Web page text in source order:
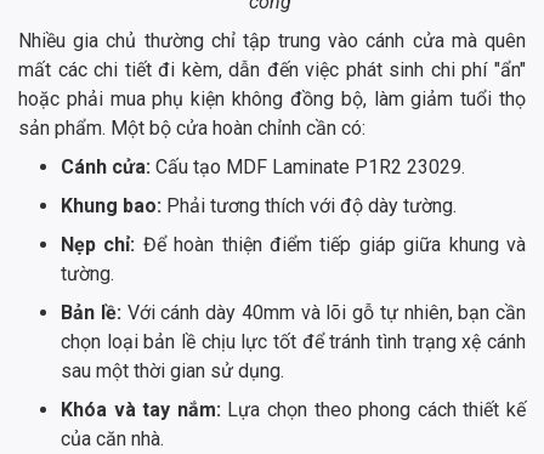
Nhiều gia chủ thường chỉ tập trung vào cánh cửa mà quên
mất các chi tiết đi kèm, dẫn đến việc phát sinh chi phí "ẩn"
hoặc phải mua phụ kiện không đồng bộ, làm giảm tuổi thọ
sản phẩm. Một bộ cửa hoàn chỉnh cần có:
Cánh cửa: Cấu tạo MDF Laminate P1R2 23029.
Khung bao: Phải tương thích với độ dày tường.
Nẹp chỉ: Để hoàn thiện điểm tiếp giáp giữa khung và
tường.
Bản lề:Với cánh dày 40mm và lõi gỗ tự nhiên, bạn cần
chọn loại bản lề chịu lực tốt để tránh tình trạng xệ cánh
sau một thời gian sử dụng.
Khóa và tay nắm: Lựa chọn theo phong cách thiết kế
của căn nhà.